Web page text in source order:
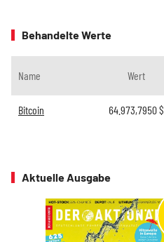
Behandelte Werte
Name Wert
Bitcoin 64.973,7950$
Aktuelle Ausgabe